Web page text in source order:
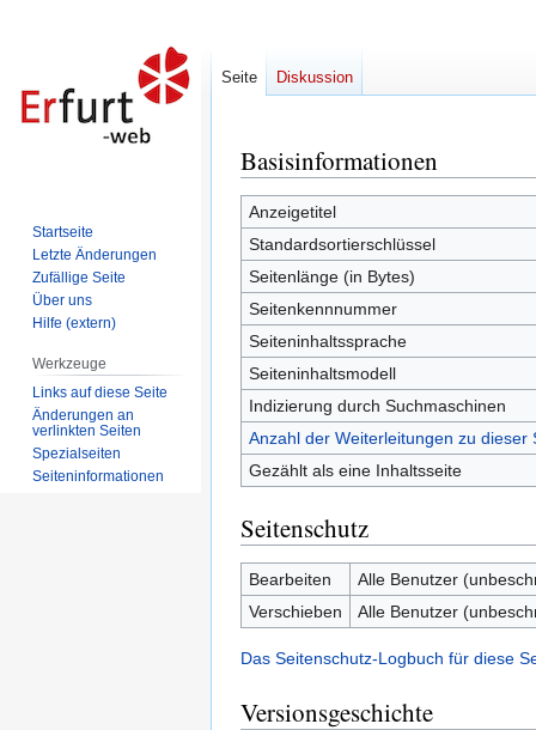
Zur
Navigation
springen
Zur
Suche
springen
Basisinformationen
Anzeigetitel
Standardsortierschlüssel
Seitenlänge (in Bytes)
Seitenkennnummer
Seiteninhaltssprache
Seiteninhaltsmodell
Indizierung durch Suchmaschinen
Anzahl der Weiterleitungen zu dieser
Gezählt als eine Inhaltsseite
Seitenschutz
Bearbeiten
Alle Benutzer
Verschieben
Alle Benutzer
Das Seitenschutz-Logbuch für diese
Versionsgeschichte
Seite Diskussion
Startseite
Letzte Änderungen
Zufällige Seite
Über uns
Hilfe (extern)
Werkzeuge
Links auf diese Seite
Änderungen an
verlinkten Seiten
Spezialseiten
Seiten­informationen